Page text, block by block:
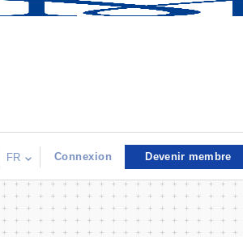
FR Connexion Devenir membre